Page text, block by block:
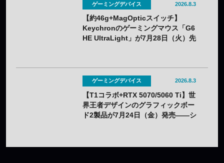
ゲーミングデバイス 2026.8.3
【約46g+MagOpticスイッチ】
Keychronのゲーミングマウス「G6
HE UltraLight」が7月28日（火）先
ゲーミングデバイス 2026.8.3
【T1コラボ+RTX 5070/5060 Ti】世
界王者デザインのグラフィックボー
ド2製品が7月24日（金）発売——シ